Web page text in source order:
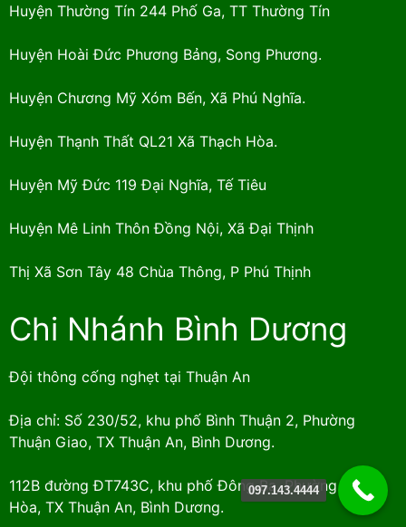
Huyện Thường Tín 244 Phố Ga, TT Thường Tín
Huyện Hoài Đức Phương Bảng, Song Phương.
Huyện Chương Mỹ Xóm Bến, Xã Phú Nghĩa.
Huyện Thạnh Thất QL21 Xã Thạch Hòa.
Huyện Mỹ Đức 119 Đại Nghĩa, Tế Tiêu
Huyện Mê Linh Thôn Đồng Nội, Xã Đại Thịnh
Thị Xã Sơn Tây 48 Chùa Thông, P Phú Thịnh
Chi Nhánh Bình Dương
Đội thông cống nghẹt tại Thuận An
Địa chỉ: Số 230/52, khu phố Bình Thuận 2, Phường
Thuận Giao, TX Thuận An, Bình Dương.
112B đường ĐT743C, khu phố Đông Ba, Phường Bình
Hòa, TX Thuận An, Bình Dương.
097.143.4444